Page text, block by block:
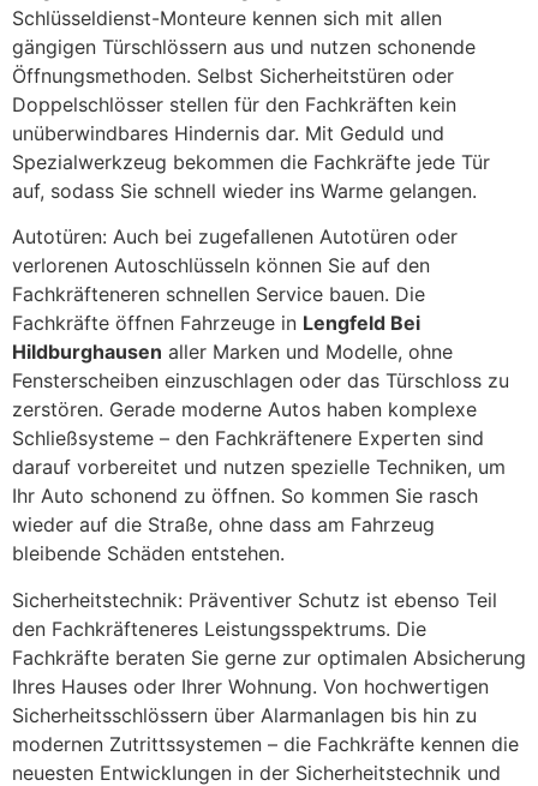
Schlüsseldienst-Monteure kennen sich mit allen
gängigen Türschlössern aus und nutzen schonende
Öffnungsmethoden. Selbst Sicherheitstüren oder
Doppelschlösser stellen für den Fachkräften kein
unüberwindbares Hindernis dar. Mit Geduld und
Spezialwerkzeug bekommen die Fachkräfte jede Tür
auf, sodass Sie schnell wieder ins Warme gelangen.
Autotüren: Auch bei zugefallenen Autotüren oder
verlorenen Autoschlüsseln können Sie auf den
Fachkräfteneren schnellen Service bauen. Die
Fachkräfte öffnen Fahrzeuge in Lengfeld Bei
Hildburghausen aller Marken und Modelle, ohne
Fensterscheiben einzuschlagen oder das Türschloss zu
zerstören. Gerade moderne Autos haben komplexe
Schließsysteme – den Fachkräftenere Experten sind
darauf vorbereitet und nutzen spezielle Techniken, um
Ihr Auto schonend zu öffnen. So kommen Sie rasch
wieder auf die Straße, ohne dass am Fahrzeug
bleibende Schäden entstehen.
Sicherheitstechnik: Präventiver Schutz ist ebenso Teil
den Fachkräfteneres Leistungsspektrums. Die
Fachkräfte beraten Sie gerne zur optimalen Absicherung
Ihres Hauses oder Ihrer Wohnung. Von hochwertigen
Sicherheitsschlössern über Alarmanlagen bis hin zu
modernen Zutrittssystemen – die Fachkräfte kennen die
neuesten Entwicklungen in der Sicherheitstechnik und